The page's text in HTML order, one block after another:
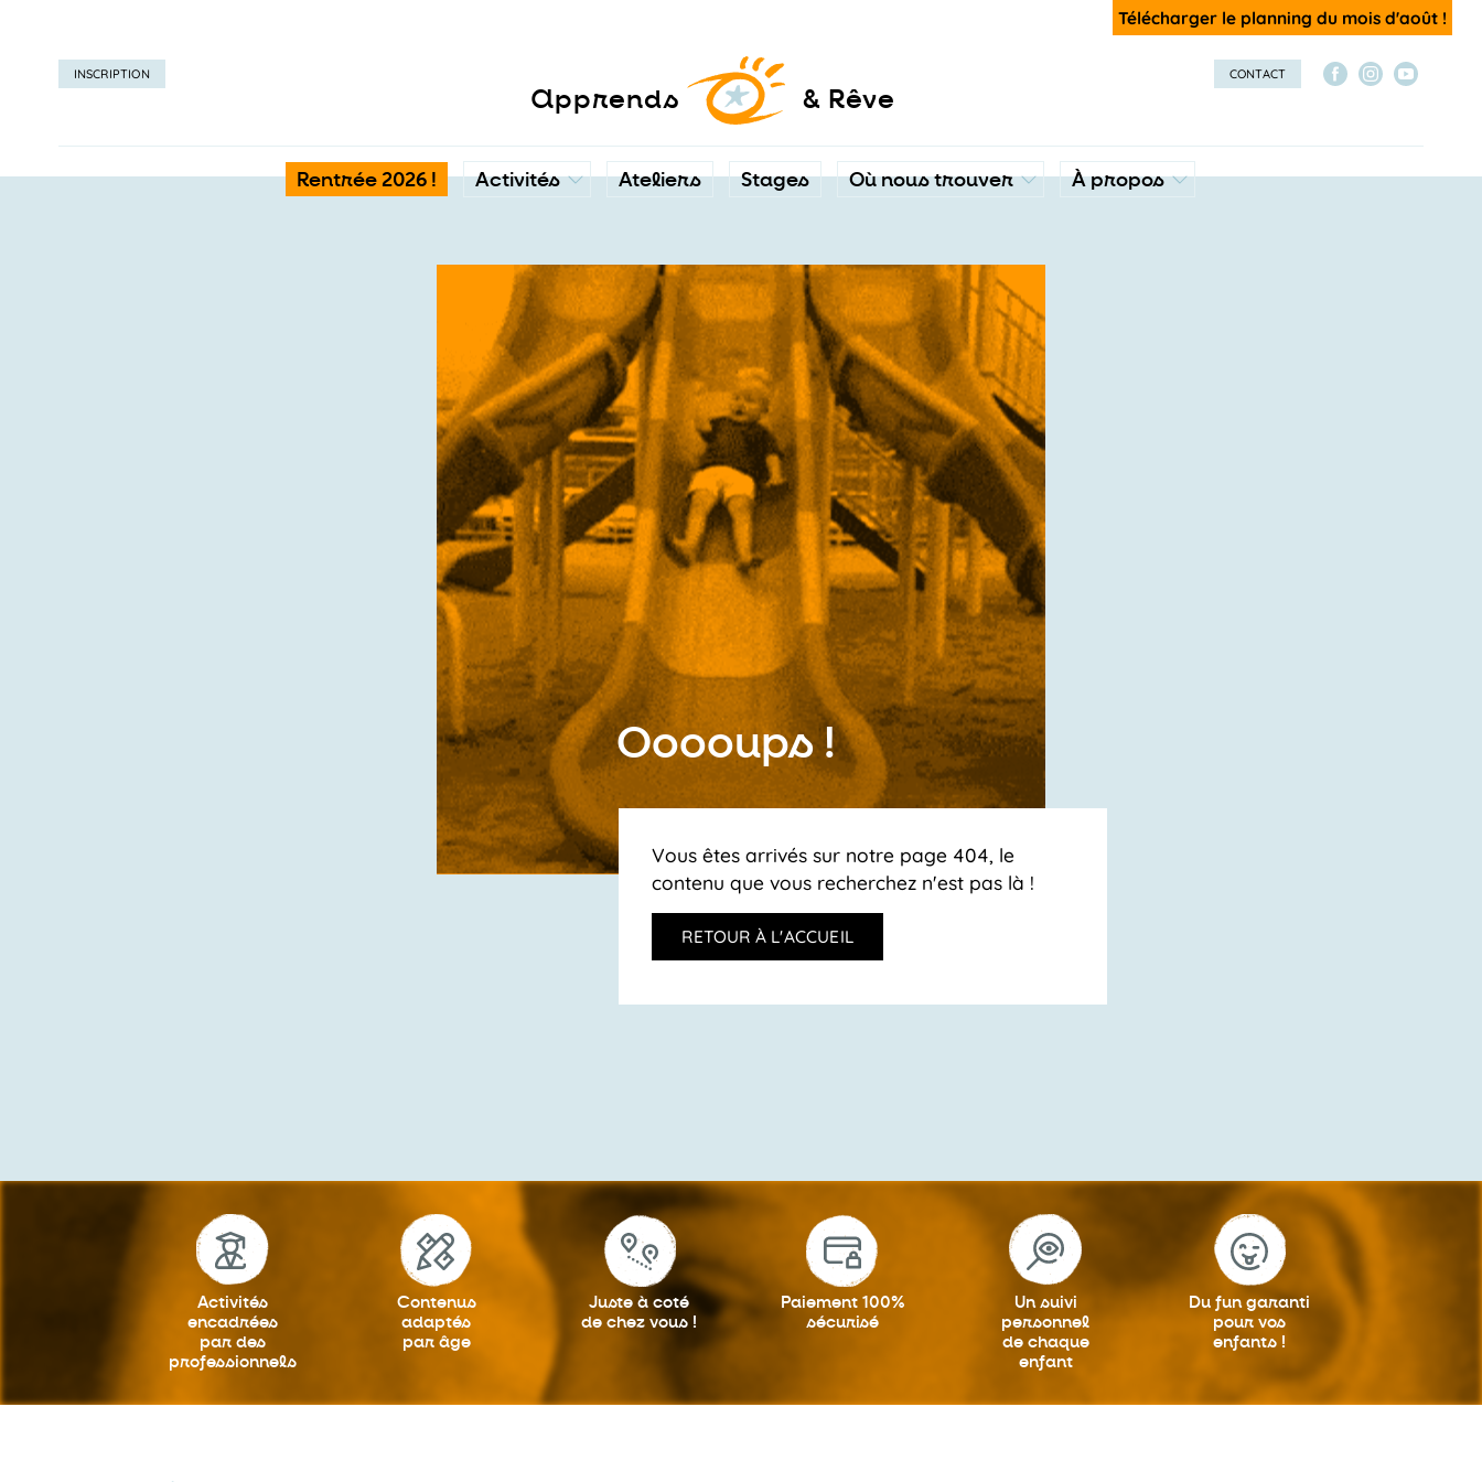
Télécharger le planning du mois d'août !
apprends & Rêve
Rentrée 2026 ! Activités Ateliers Stages Où nous trouver À propos
CONTACT
INSCRIPTION
Ooooups !
Vous êtes arrivés sur notre page 404, le
contenu que vous recherchez n'est pas là !
RETOUR À L'ACCUEIL
Activités
encadrées
par des
professionnels
Contenus
adaptés
par âge
Juste à coté
de chez vous !
Paiement 100%
sécurisé
Un suivi
personnel
de chaque
enfant
Du fun garanti
pour vos
enfants !